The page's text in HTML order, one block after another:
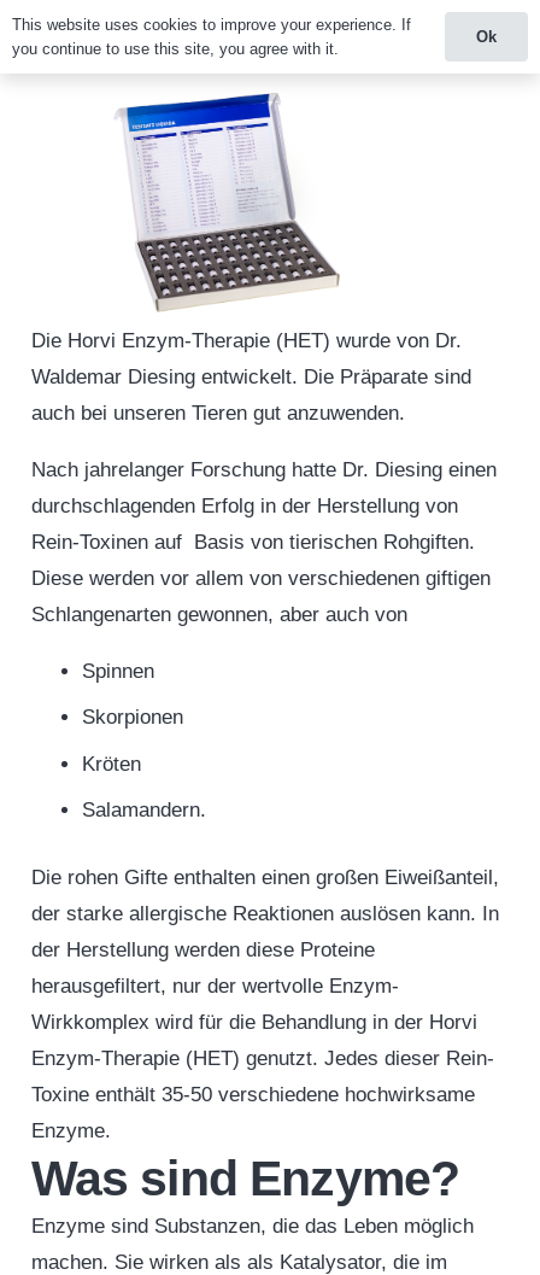
Die Horvi Enzym-Therapie (HET) wurde von Dr.
Waldemar Diesing entwickelt. Die Präparate sind
auch bei unseren Tieren gut anzuwenden.
Nach jahrelanger Forschung hatte Dr. Diesing einen
durchschlagenden Erfolg in der Herstellung von
Rein-Toxinen auf Basis von tierischen Rohgiften.
Diese werden vor allem von verschiedenen giftigen
Schlangenarten gewonnen, aber auch von
Spinnen
Skorpionen
Kröten
Salamandern.
Die rohen Gifte enthalten einen großen Eiweißanteil,
der starke allergische Reaktionen auslösen kann. In
der Herstellung werden diese Proteine
herausgefiltert, nur der wertvolle Enzym-
Wirkkomplex wird für die Behandlung in der Horvi
Enzym-Therapie (HET) genutzt. Jedes dieser Rein-
Toxine enthält 35-50 verschiedene hochwirksame
Enzyme.
Was sind Enzyme?
Enzyme sind Substanzen, die das Leben möglich
machen. Sie wirken als als Katalysator, die im
This website uses cookies to improve your experience. If
you continue to use this site, you agree with it.
Ok